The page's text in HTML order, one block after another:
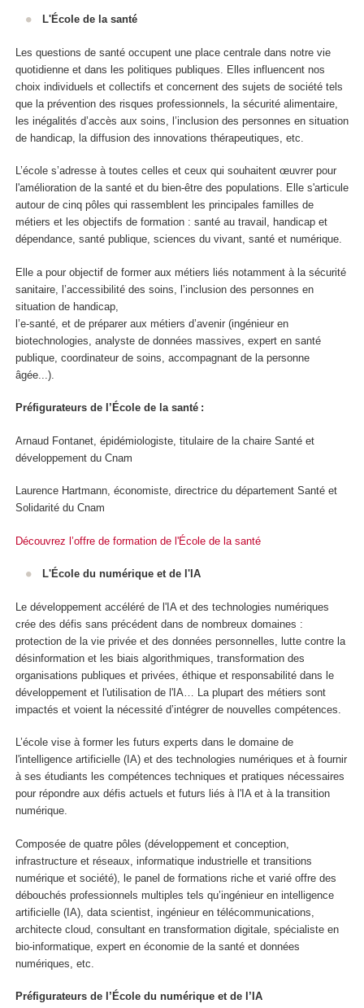
L'École de la santé
Les questions de santé occupent une place centrale dans notre vie
quotidienne et dans les politiques publiques. Elles influencent nos
choix individuels et collectifs et concernent des sujets de société tels
que la prévention des risques professionnels, la sécurité alimentaire,
les inégalités d’accès aux soins, l’inclusion des personnes en situation
de handicap, la diffusion des innovations thérapeutiques, etc.
L’école s’adresse à toutes celles et ceux qui souhaitent œuvrer pour
l'amélioration de la santé et du bien-être des populations. Elle s'articule
autour de cinq pôles qui rassemblent les principales familles de
métiers et les objectifs de formation : santé au travail, handicap et
dépendance, santé publique, sciences du vivant, santé et numérique.
Elle a pour objectif de former aux métiers liés notamment à la sécurité
sanitaire, l’accessibilité des soins, l’inclusion des personnes en
situation de handicap,
l’e-santé, et de préparer aux métiers d’avenir (ingénieur en
biotechnologies, analyste de données massives, expert en santé
publique, coordinateur de soins, accompagnant de la personne
âgée...).
Préfigurateurs de l’École de la santé :
Arnaud Fontanet, épidémiologiste, titulaire de la chaire Santé et
développement du Cnam
Laurence Hartmann, économiste, directrice du département Santé et
Solidarité du Cnam
Découvrez l’offre de formation de l'École de la santé
L'École du numérique et de l'IA
Le développement accéléré de l'IA et des technologies numériques
crée des défis sans précédent dans de nombreux domaines :
protection de la vie privée et des données personnelles, lutte contre la
désinformation et les biais algorithmiques, transformation des
organisations publiques et privées, éthique et responsabilité dans le
développement et l'utilisation de l'IA… La plupart des métiers sont
impactés et voient la nécessité d’intégrer de nouvelles compétences.
L’école vise à former les futurs experts dans le domaine de
l'intelligence artificielle (IA) et des technologies numériques et à fournir
à ses étudiants les compétences techniques et pratiques nécessaires
pour répondre aux défis actuels et futurs liés à l'IA et à la transition
numérique.
Composée de quatre pôles (développement et conception,
infrastructure et réseaux, informatique industrielle et transitions
numérique et société), le panel de formations riche et varié offre des
débouchés professionnels multiples tels qu’ingénieur en intelligence
artificielle (IA), data scientist, ingénieur en télécommunications,
architecte cloud, consultant en transformation digitale, spécialiste en
bio-informatique, expert en économie de la santé et données
numériques, etc.
Préfigurateurs de l’École du numérique et de l’IA